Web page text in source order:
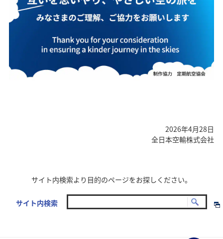
2026年4月28日
全日本空輸株式会社
サイト内検索より目的のページをお探しください。
サイト内検索